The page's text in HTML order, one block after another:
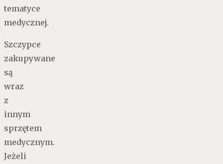
tematyce
medycznej.
Szczypce
zakupywane
są
wraz
z
innym
sprzętem
medycznym.
Jeżeli